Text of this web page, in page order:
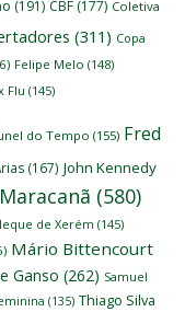
(191) CBF (177) Coletiva
(311) Copa
Felipe Melo (148)
Flu (145)
do Tempo (155) Fred
(167) John Kennedy
Maracanã (580)
de Xerém (145)
Mário Bittencourt
Ganso (262) Samuel
(135) Thiago Silva